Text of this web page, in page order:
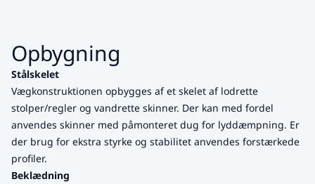
Opbygning
Stålskelet
Vægkonstruktionen opbygges af et skelet af lodrette
stolper/regler og vandrette skinner. Der kan med fordel
anvendes skinner med påmonteret dug for lyddæmpning. Er
der brug for ekstra styrke og stabilitet anvendes forstærkede
profiler.
Beklædning